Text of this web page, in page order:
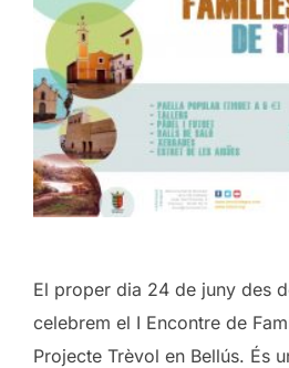
El proper dia 24 de juny des
celebrem el I Encontre de
Projecte Trèvol en Bellús. És